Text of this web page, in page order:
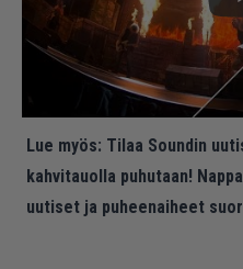
Lue myös: Tilaa Soundin
kahvitauolla puhutaan!
uutiset ja puheenaiheet